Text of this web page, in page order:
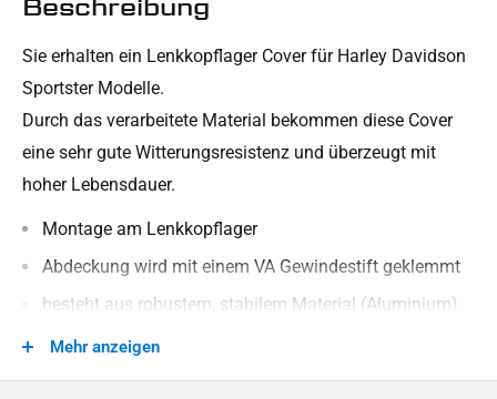
Beschreibung
Sie erhalten ein Lenkkopflager Cover für Harley Davidson
Sportster Modelle.
Durch das verarbeitete Material bekommen diese Cover
eine sehr gute Witterungsresistenz und überzeugt mit
hoher Lebensdauer.
Montage am Lenkkopflager
Abdeckung wird mit einem VA Gewindestift geklemmt
besteht aus robustem, stabilem Material (Aluminium)
schwarz pulverbeschichtet
Verblendung der Lenkkopf Verschraubung
Mehr anzeigen